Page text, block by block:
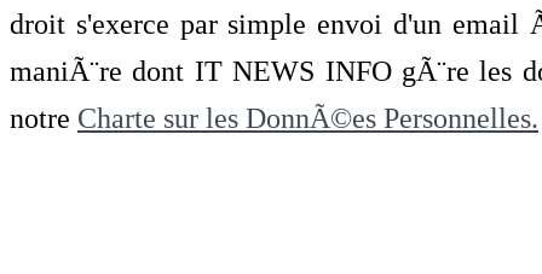
droit s'exerce par simple envoi d'un
maniÃ¨re dont IT NEWS INFO gÃ¨re les
notre Charte sur les DonnÃ©es Personnelles.